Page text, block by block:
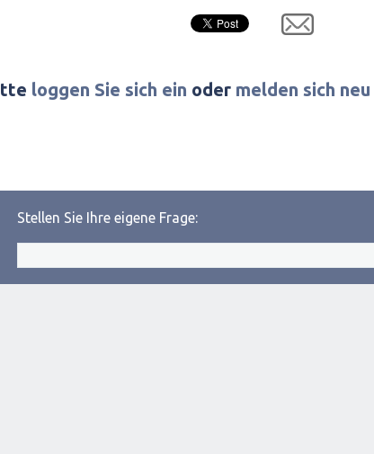
loggen Sie sich ein oder melden sich neu
Stellen Sie Ihre eigene Frage: